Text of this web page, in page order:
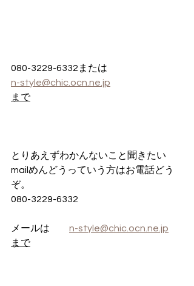
080-3229-6332または
n-style@chic.ocn.ne.jp
まで
とりあえずわかんないこと聞きたい
mailめんどうっていう方はお電話どう
ぞ。
080-3229-6332
メールは n-style@chic.ocn.ne.jp
まで